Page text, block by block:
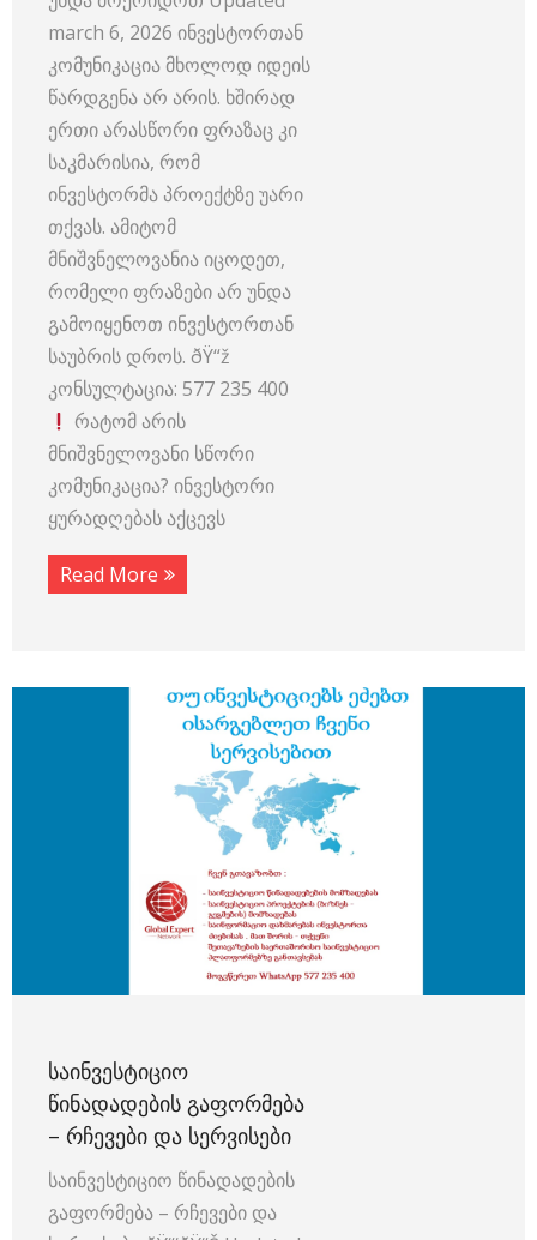
march 6, 2026 ინვესტორთან
კომუნიკაცია მხოლოდ იდეის
წარდგენა არ არის. ხშირად
ერთი არასწორი ფრაზაც კი
საკმარისია, რომ
ინვესტორმა პროექტზე უარი
თქვას. ამიტომ
მნიშვნელოვანია იცოდეთ,
რომელი ფრაზები არ უნდა
გამოიყენოთ ინვესტორთან
საუბრის დროს. ðŸ“ž
კონსულტაცია: 577 235 400
რატომ არის
მნიშვნელოვანი სწორი
კომუნიკაცია? ინვესტორი
ყურადღებას აქცევს
Read More
ᲡᲐᲘᲜᲕᲔᲡᲢᲘᲪᲘᲝ
ᲬᲘᲜᲐᲓᲐᲓᲔᲑᲘᲡ ᲒᲐᲤᲝᲠᲛᲔᲑᲐ
– ᲠᲩᲔᲕᲔᲑᲘ ᲓᲐ ᲡᲔᲠᲕᲘᲡᲔᲑᲘ
საინვესტიციო წინადადების
გაფორმება – რჩევები და